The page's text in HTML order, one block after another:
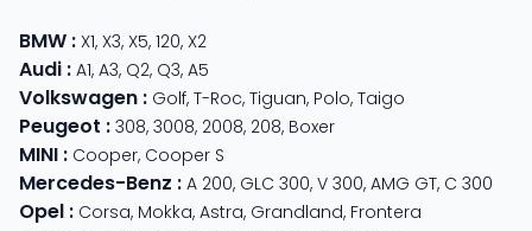
BMW : X1, X3, X5, 120, X2
Audi : A1, A3, Q2, Q3, A5
Volkswagen : Golf, T-Roc, Tiguan, Polo, Taigo
Peugeot : 308, 3008, 2008, 208, Boxer
MINI : Cooper, Cooper S
Mercedes-Benz : A 200, GLC 300, V 300, AMG GT, C 300
Opel : Corsa, Mokka, Astra, Grandland, Frontera